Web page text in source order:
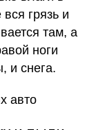
грязь и
там, а
ноги
и снега.